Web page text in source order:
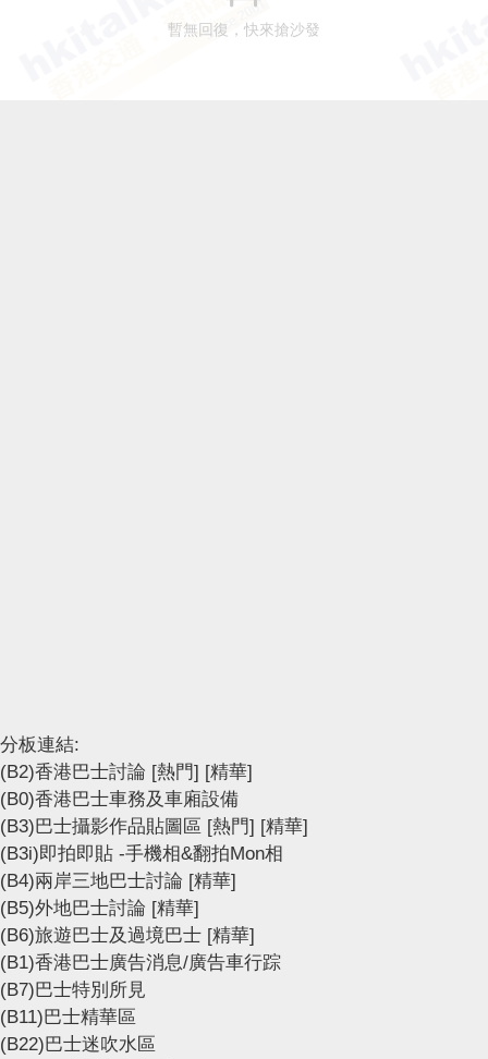
暫無回復，快來搶沙發
分板連結:
(B2)香港巴士討論 [熱門] [精華]
(B0)香港巴士車務及車廂設備
(B3)巴士攝影作品貼圖區 [熱門] [精華]
(B3i)即拍即貼 -手機相&翻拍Mon相
(B4)兩岸三地巴士討論 [精華]
(B5)外地巴士討論 [精華]
(B6)旅遊巴士及過境巴士 [精華]
(B1)香港巴士廣告消息/廣告車行踪
(B7)巴士特別所見
(B11)巴士精華區
(B22)巴士迷吹水區